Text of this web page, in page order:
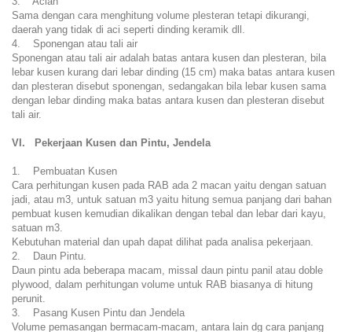
Sama dengan cara menghitung volume plesteran tetapi dikurangi,
daerah yang tidak di aci seperti dinding keramik dll.
4. Sponengan atau tali air
Sponengan atau tali air adalah batas antara kusen dan plesteran, bila
lebar kusen kurang dari lebar dinding (15 cm) maka batas antara kusen
dan plesteran disebut sponengan, sedangakan bila lebar kusen sama
dengan lebar dinding maka batas antara kusen dan plesteran disebut
tali air.
VI. Pekerjaan Kusen dan Pintu, Jendela
1. Pembuatan Kusen
Cara perhitungan kusen pada RAB ada 2 macan yaitu dengan satuan
jadi, atau m3, untuk satuan m3 yaitu hitung semua panjang dari bahan
pembuat kusen kemudian dikalikan dengan tebal dan lebar dari kayu,
satuan m3.
Kebutuhan material dan upah dapat dilihat pada analisa pekerjaan.
2. Daun Pintu.
Daun pintu ada beberapa macam, missal daun pintu panil atau doble
plywood, dalam perhitungan volume untuk RAB biasanya di hitung
perunit.
3. Pasang Kusen Pintu dan Jendela
Volume pemasangan bermacam-macam, antara lain dg cara panjang